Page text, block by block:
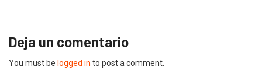
Deja un comentario
You must be logged in to post a comment.